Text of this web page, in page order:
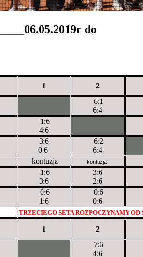
do
1 2
6:1
6:4
1:6
4:6
3:6
0:6
6:2
6:4
kontuzja kontuzja
1:6
3:6
3:6
2:6
0:6
1:6
0:6
0:6
TRZECIEGO SETA ROZPOCZYNAMY OD
1 2
7:6
4:6